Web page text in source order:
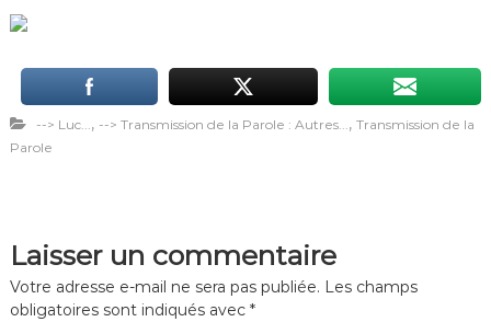
--> Luc..., --> Transmission de la Parole : Autres..., Transmission de la
Parole
Laisser un commentaire
Votre adresse e-mail ne sera pas publiée. Les champs
obligatoires sont indiqués avec *